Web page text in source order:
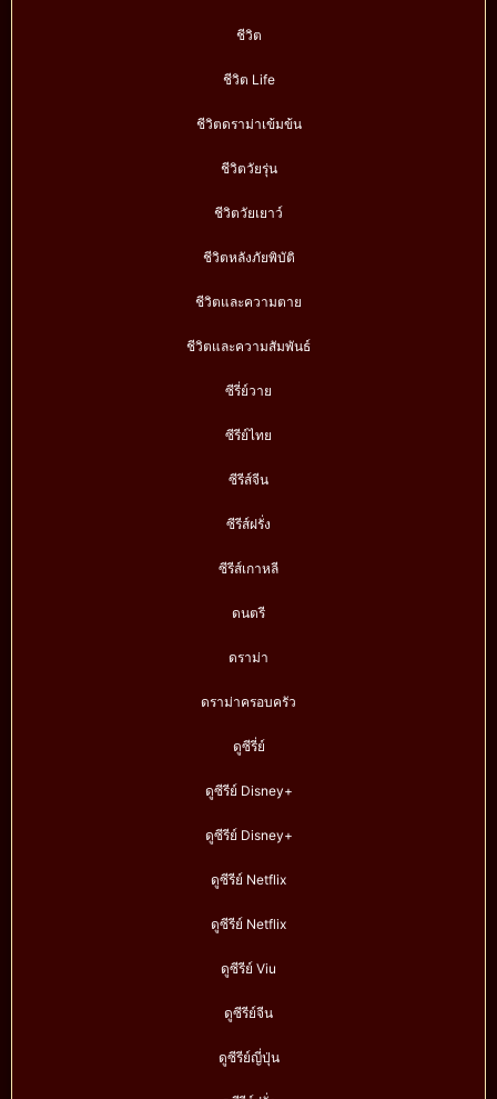
ชีวิต
ชีวิต Life
ชีวิตดราม่าเข้มข้น
ชีวิตวัยรุ่น
ชีวิตวัยเยาว์
ชีวิตหลังภัยพิบัติ
ชีวิตและความตาย
ชีวิตและความสัมพันธ์
ซีรี่ย์วาย
ซีรีย์ไทย
ซีรีส์จีน
ซีรีส์ฝรั่ง
ซีรีส์เกาหลี
ดนตรี
ดราม่า
ดราม่าครอบครัว
ดูซีรี่ย์
ดูซีรีย์ Disney+
ดูซีรีย์ Disney+
ดูซีรีย์ Netflix
ดูซีรีย์ Netflix
ดูซีรีย์ Viu
ดูซีรีย์จีน
ดูซีรีย์ญี่ปุ่น